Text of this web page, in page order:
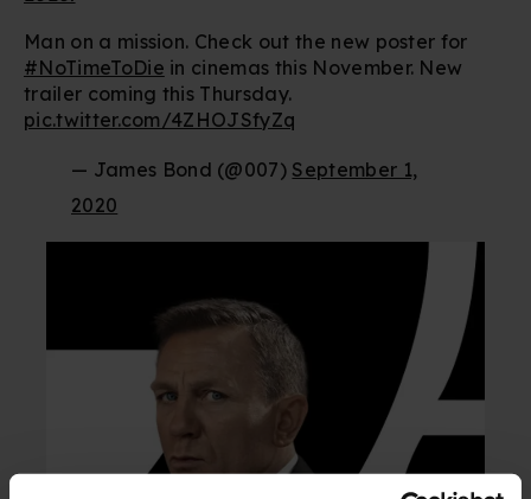
Man on a mission. Check out the new poster for
#NoTimeToDie in cinemas this November. New
trailer coming this Thursday.
pic.twitter.com/4ZHOJSfyZq
— James Bond (@007) September 1,
2020